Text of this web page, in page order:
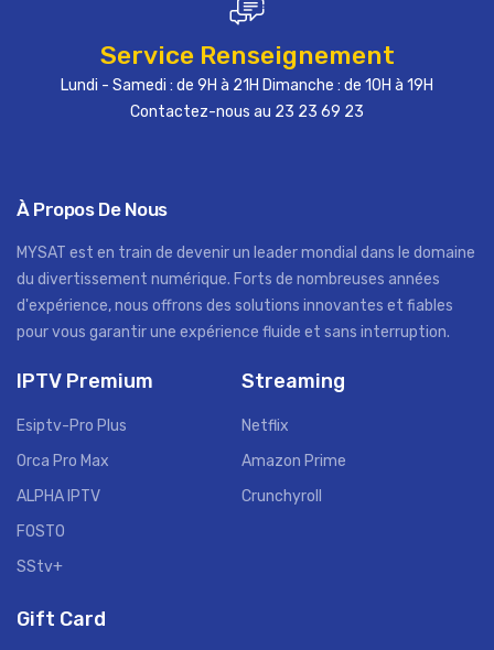
Service Renseignement
Lundi - Samedi : de 9H à 21H Dimanche : de 10H à 19H
Contactez-nous au 23 23 69 23
À Propos De Nous
MYSAT est en train de devenir un leader mondial dans le domaine
du divertissement numérique. Forts de nombreuses années
d'expérience, nous offrons des solutions innovantes et fiables
pour vous garantir une expérience fluide et sans interruption.
IPTV Premium
Esiptv-Pro Plus
Orca Pro Max
ALPHA IPTV
FOSTO
SStv+
Streaming
Netflix
Amazon Prime
Crunchyroll
Gift Card